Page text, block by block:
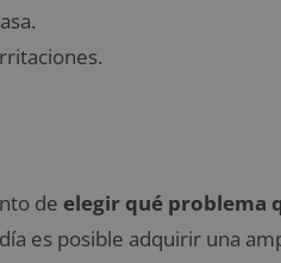
de elegir qué problema
es posible adquirir una